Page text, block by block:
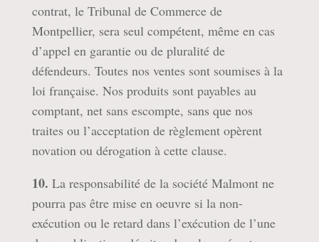
contrat, le Tribunal de Commerce de
Montpellier, sera seul compétent, même en cas
d’appel en garantie ou de pluralité de
défendeurs. Toutes nos ventes sont soumises à la
loi française. Nos produits sont payables au
comptant, net sans escompte, sans que nos
traites ou l’acceptation de règlement opèrent
novation ou dérogation à cette clause.
10. La responsabilité de la société Malmont ne
pourra pas être mise en oeuvre si la non-
exécution ou le retard dans l’exécution de l’une